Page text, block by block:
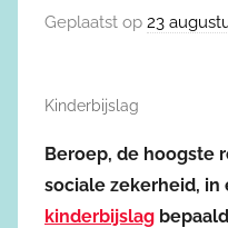
Geplaatst op 23
Kinderbijslag
Beroep, de hoogste
sociale zekerheid, in
kinderbijslag